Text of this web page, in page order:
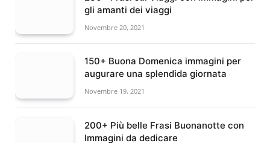
gli amanti dei viaggi
Novembre 20, 2021
150+ Buona Domenica immagini per
augurare una splendida giornata
Novembre 19, 2021
200+ Più belle Frasi Buonanotte con
Immagini da dedicare